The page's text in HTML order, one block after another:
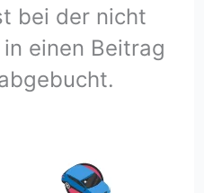
bei der nicht
einen Beitrag